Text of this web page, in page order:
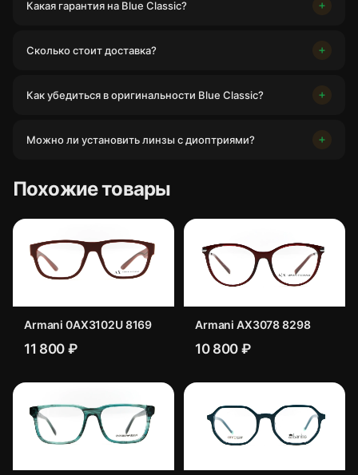
Какая гарантия на Blue Classic?
Сколько стоит доставка?
Как убедиться в оригинальности Blue Classic?
Можно ли установить линзы с диоптриями?
Похожие товары
Armani 0AX3102U 8169
11 800 ₽
Armani AX3078 8298
10 800 ₽